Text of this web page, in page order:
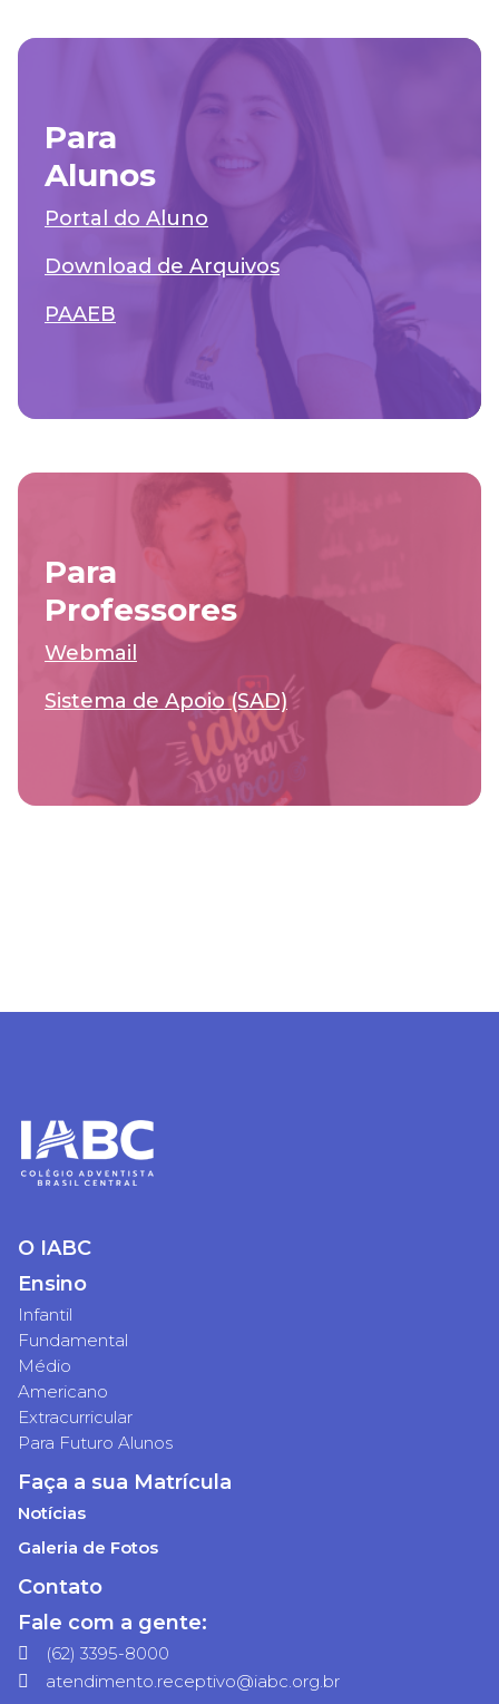
Para
Alunos
Portal do Aluno
Download de Arquivos
PAAEB
Para
Professores
Webmail
Sistema de Apoio (SAD)
O IABC
Ensino
Infantil
Fundamental
Médio
Americano
Extracurricular
Para Futuro Alunos
Faça a sua Matrícula
Notícias
Galeria de Fotos
Contato
Fale com a gente:
(62) 3395-8000
atendimento.receptivo@iabc.org.br